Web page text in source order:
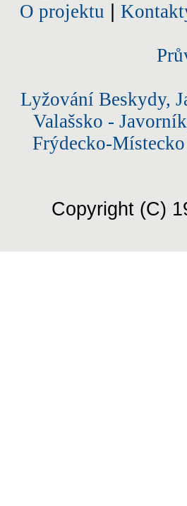
O projektu
Lyžování Beskydy,
Valašsko -
Frýdecko-Místecko
Copyright (C)